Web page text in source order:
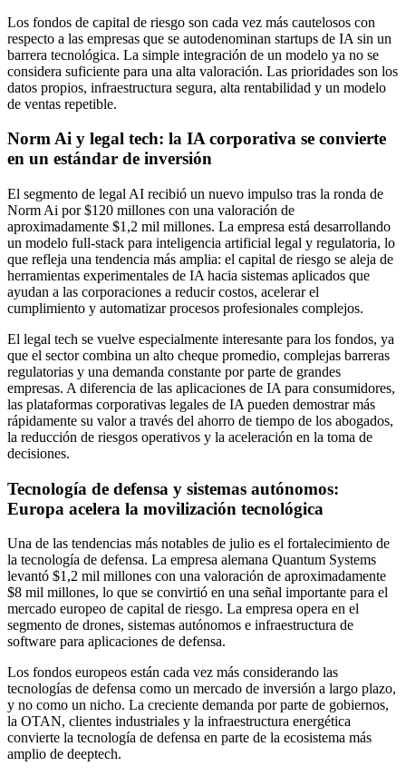
Los fondos de capital de riesgo son cada vez más cautelosos con
respecto a las empresas que se autodenominan startups de IA sin un
barrera tecnológica. La simple integración de un modelo ya no se
considera suficiente para una alta valoración. Las prioridades son los
datos propios, infraestructura segura, alta rentabilidad y un modelo
de ventas repetible.
Norm Ai y legal tech: la IA corporativa se convierte
en un estándar de inversión
El segmento de legal AI recibió un nuevo impulso tras la ronda de
Norm Ai por $120 millones con una valoración de
aproximadamente $1,2 mil millones. La empresa está desarrollando
un modelo full-stack para inteligencia artificial legal y regulatoria, lo
que refleja una tendencia más amplia: el capital de riesgo se aleja de
herramientas experimentales de IA hacia sistemas aplicados que
ayudan a las corporaciones a reducir costos, acelerar el
cumplimiento y automatizar procesos profesionales complejos.
El legal tech se vuelve especialmente interesante para los fondos, ya
que el sector combina un alto cheque promedio, complejas barreras
regulatorias y una demanda constante por parte de grandes
empresas. A diferencia de las aplicaciones de IA para consumidores,
las plataformas corporativas legales de IA pueden demostrar más
rápidamente su valor a través del ahorro de tiempo de los abogados,
la reducción de riesgos operativos y la aceleración en la toma de
decisiones.
Tecnología de defensa y sistemas autónomos:
Europa acelera la movilización tecnológica
Una de las tendencias más notables de julio es el fortalecimiento de
la tecnología de defensa. La empresa alemana Quantum Systems
levantó $1,2 mil millones con una valoración de aproximadamente
$8 mil millones, lo que se convirtió en una señal importante para el
mercado europeo de capital de riesgo. La empresa opera en el
segmento de drones, sistemas autónomos e infraestructura de
software para aplicaciones de defensa.
Los fondos europeos están cada vez más considerando las
tecnologías de defensa como un mercado de inversión a largo plazo,
y no como un nicho. La creciente demanda por parte de gobiernos,
la OTAN, clientes industriales y la infraestructura energética
convierte la tecnología de defensa en parte de la ecosistema más
amplio de deeptech.